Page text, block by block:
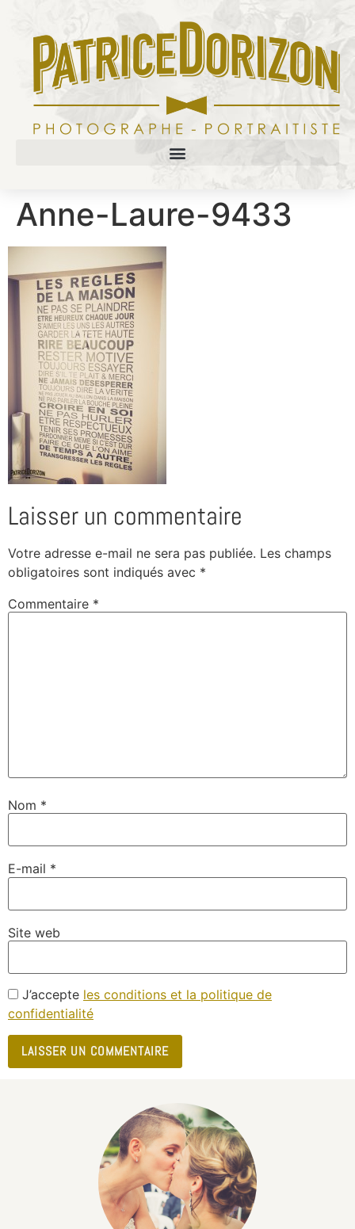
Anne-Laure-9433
Laisser un commentaire
Votre adresse e-mail ne sera pas publiée. Les champs
obligatoires sont indiqués avec *
Commentaire *
Nom *
E-mail *
Site web
J’accepte les conditions et la politique de
confidentialité